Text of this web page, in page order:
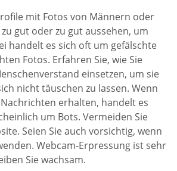
mit Fotos von Männern oder
gut oder zu gut aussehen, um
handelt es sich oft um gefälschte
Fotos. Erfahren Sie, wie Sie
einsetzen, um sie
nicht täuschen zu lassen. Wenn
erhalten, handelt es
um Bots. Vermeiden Sie
Seien Sie auch vorsichtig, wenn
Webcam-Erpressung ist sehr
Sie wachsam.